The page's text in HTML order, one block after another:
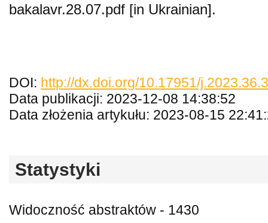
bakalavr.28.07.pdf [in Ukrainian].
DOI: http://dx.doi.org/10.17951/
Data publikacji: 2023-12-08 14:38:52
Data złożenia artykułu: 2023-08-15
Statystyki
Widoczność abstraktów - 1430